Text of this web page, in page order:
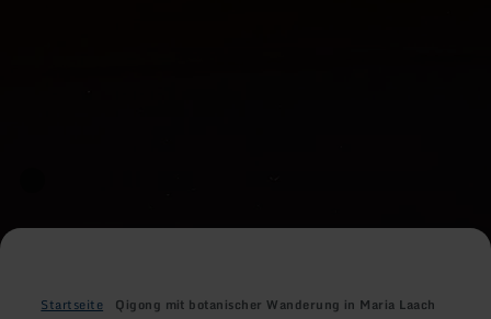
Startseite Qigong mit botanischer Wanderung in Maria Laach